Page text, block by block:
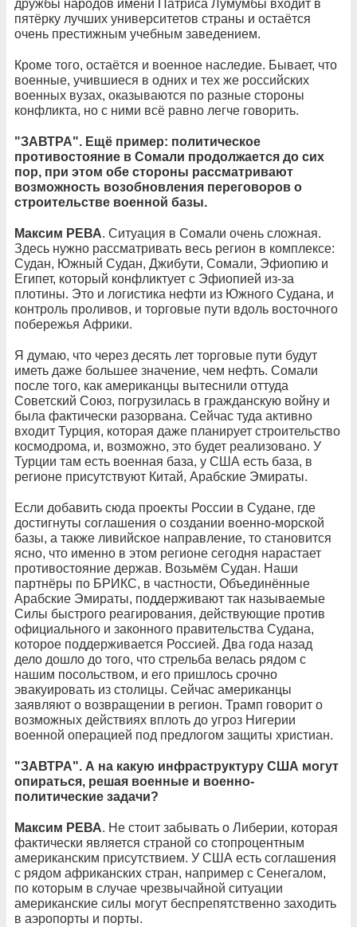
дружбы народов имени Патриса Лумумбы входит в
пятёрку лучших университетов страны и остаётся
очень престижным учебным заведением.
Кроме того, остаётся и военное наследие. Бывает, что
военные, учившиеся в одних и тех же российских
военных вузах, оказываются по разные стороны
конфликта, но с ними всё равно легче говорить.
"ЗАВТРА". Ещё пример: политическое
противостояние в Сомали продолжается до сих
пор, при этом обе стороны рассматривают
возможность возобновления переговоров о
строительстве военной базы.
Максим РЕВА. Ситуация в Сомали очень сложная.
Здесь нужно рассматривать весь регион в комплексе:
Судан, Южный Судан, Джибути, Сомали, Эфиопию и
Египет, который конфликтует с Эфиопией из-за
плотины. Это и логистика нефти из Южного Судана, и
контроль проливов, и торговые пути вдоль восточного
побережья Африки.
Я думаю, что через десять лет торговые пути будут
иметь даже большее значение, чем нефть. Сомали
после того, как американцы вытеснили оттуда
Советский Союз, погрузилась в гражданскую войну и
была фактически разорвана. Сейчас туда активно
входит Турция, которая даже планирует строительство
космодрома, и, возможно, это будет реализовано. У
Турции там есть военная база, у США есть база, в
регионе присутствуют Китай, Арабские Эмираты.
Если добавить сюда проекты России в Судане, где
достигнуты соглашения о создании военно-морской
базы, а также ливийское направление, то становится
ясно, что именно в этом регионе сегодня нарастает
противостояние держав. Возьмём Судан. Наши
партнёры по БРИКС, в частности, Объединённые
Арабские Эмираты, поддерживают так называемые
Силы быстрого реагирования, действующие против
официального и законного правительства Судана,
которое поддерживается Россией. Два года назад
дело дошло до того, что стрельба велась рядом с
нашим посольством, и его пришлось срочно
эвакуировать из столицы. Сейчас американцы
заявляют о возвращении в регион. Трамп говорит о
возможных действиях вплоть до угроз Нигерии
военной операцией под предлогом защиты христиан.
"ЗАВТРА". А на какую инфраструктуру США могут
опираться, решая военные и военно-
политические задачи?
Максим РЕВА. Не стоит забывать о Либерии, которая
фактически является страной со стопроцентным
американским присутствием. У США есть соглашения
с рядом африканских стран, например с Сенегалом,
по которым в случае чрезвычайной ситуации
американские силы могут беспрепятственно заходить
в аэропорты и порты.